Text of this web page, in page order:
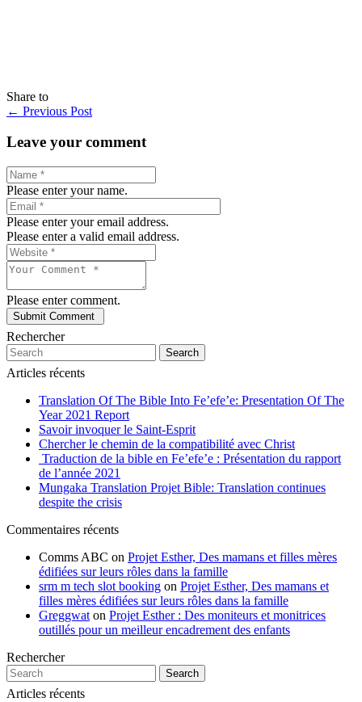
Share to
← Previous Post
Leave your comment
Please enter your name.
Please enter your email address.
Please enter a valid email address.
Please enter comment.
Rechercher
Search
Articles récents
Translation Of The Bible Into Fe’efe’e: Presentation Of The
Year 2021 Report
Savoir invoquer le Saint-Esprit
Chercher le chemin de la compatibilité avec Christ
Traduction de la bible en Fe’efe’e : Présentation du rapport
de l’année 2021
Mungaka Translation Projet Bible: Translation continues
despite the crisis
Commentaires récents
Comms ABC on Projet Esther, Des mamans et filles mères
édifiées sur leurs rôles dans la famille
srm m tech slot booking on Projet Esther, Des mamans et
filles mères édifiées sur leurs rôles dans la famille
Greggwat on Projet Esther : Des moniteurs et monitrices
outillés pour un meilleur encadrement des enfants
Rechercher
Search
Articles récents